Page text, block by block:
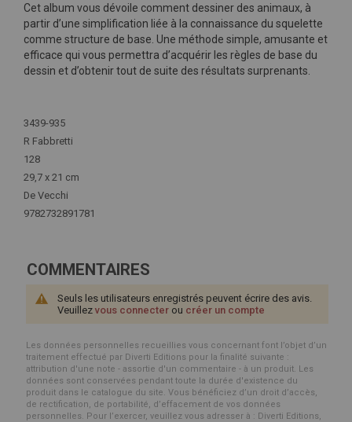
Cet album vous dévoile comment dessiner des animaux, à
partir d’une simplification liée à la connaissance du squelette
comme structure de base. Une méthode simple, amusante et
efficace qui vous permettra d’acquérir les règles de base du
dessin et d’obtenir tout de suite des résultats surprenants.
d'infos
3439-935
R Fabbretti
128
29,7 x 21 cm
De Vecchi
9782732891781
COMMENTAIRES
Seuls les utilisateurs enregistrés peuvent écrire des avis.
Veuillez vous connecter ou créer un compte
Les données personnelles recueillies vous concernant font l’objet d’un
traitement effectué par Diverti Editions pour la finalité suivante :
attribution d'une note - assortie d'un commentaire - à un produit. Les
données sont conservées pendant toute la durée d'existence du
produit dans le catalogue du site. Vous bénéficiez d’un droit d’accès,
de rectification, de portabilité, d’effacement de vos données
personnelles. Pour l’exercer, veuillez vous adresser à : Diverti Editions,